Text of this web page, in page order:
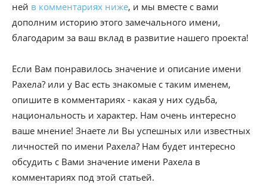
ней в комментариях ниже, и мы вместе с вами
дополним историю этого замечального имени,
благодарим за ваш вклад в развитие нашего проекта!
Если Вам понравилось значение и описание имени
Рахела? или у Вас есть знакомые с таким именем,
опишите в комментариях - какая у них судьба,
национальность и характер. Нам очень интересно
ваше мнение! Знаете ли Вы успешных или известных
личностей по имени Рахела? Нам будет интересно
обсудить с Вами значение имени Рахела в
комментариях под этой статьей.